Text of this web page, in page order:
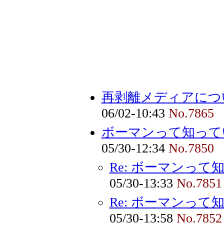
再剥離メディアに
06/02-10:43 No.7865
ボーマンって知っ
05/30-12:34 No.7850
Re: ボーマンって
05/30-13:33 No.7851
Re: ボーマンって
05/30-13:58 No.7852